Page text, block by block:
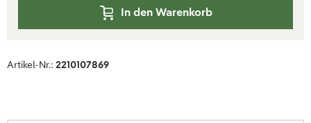
In den Warenkorb
Artikel-Nr.: 2210107869